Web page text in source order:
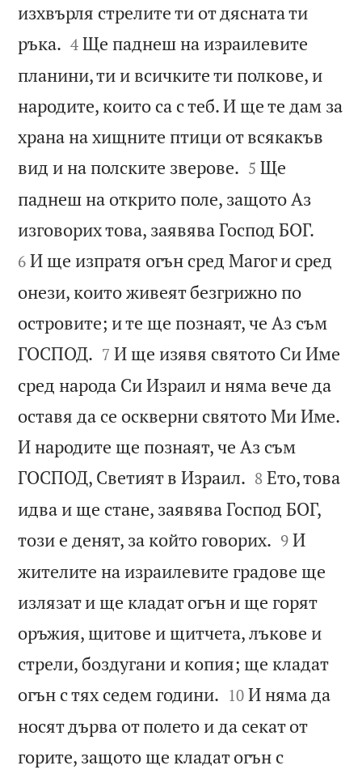
изхвърля стрелите ти от дясната ти
ръка. 

4 Ще паднеш на израилевите
планини, ти и всичките ти полкове, и
народите, които са с теб. И ще те дам за
храна на хищните птици от всякакъв
вид и на полските зверове. 

5 Ще
паднеш на открито поле, защото Аз
изговорих това, заявява Господ БОГ.
6 И ще изпратя огън сред Магог и сред
онези, които живеят безгрижно по
островите; и те ще познаят, че Аз съм
ГОСПОД. 

7 И ще изявя святото Си Име
сред народа Си Израил и няма вече да
оставя да се оскверни святото Ми Име.
И народите ще познаят, че Аз съм
ГОСПОД, Светият в Израил. 

8 Ето, това
идва и ще стане, заявява Господ БОГ,
този е денят, за който говорих. 

9 И
жителите на израилевите градове ще
излязат и ще кладат огън и ще горят
оръжия, щитове и щитчета, лъкове и
стрели, боздугани и копия; ще кладат
огън с тях седем години. 

10 И няма да
носят дърва от полето и да секат от
горите, защото ще кладат огън с